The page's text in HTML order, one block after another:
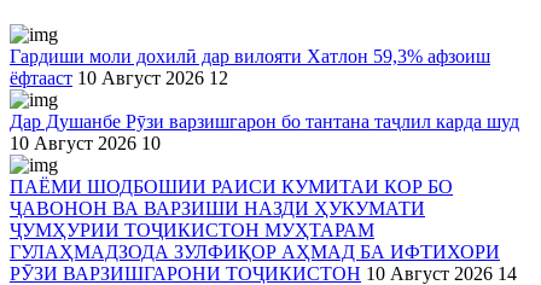
Гардиши моли дохилӣ дар вилояти Хатлон 59,3% афзоиш
ёфтааст 10 Август 2026 12
Дар Душанбе Рӯзи варзишгарон бо тантана таҷлил карда шуд
10 Август 2026 10
ПАЁМИ ШОДБОШИИ РАИСИ КУМИТАИ КОР БО
ҶАВОНОН ВА ВАРЗИШИ НАЗДИ ҲУКУМАТИ
ҶУМҲУРИИ ТОҶИКИСТОН МУҲТАРАМ
ГУЛАҲМАДЗОДА ЗУЛФИҚОР АҲМАД БА ИФТИХОРИ
РӮЗИ ВАРЗИШГАРОНИ ТОҶИКИСТОН 10 Август 2026 14